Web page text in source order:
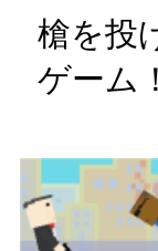
槍を投
ゲーム！